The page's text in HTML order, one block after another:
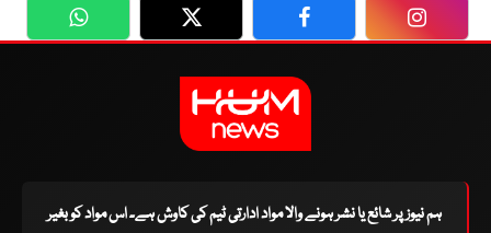
WhatsApp Twitter Facebook
ہم نیوز پر شائع یا نشر ہونے والا مواد ادارتی ٹیم کی کاوش ہے۔ اس مواد کو بغیر